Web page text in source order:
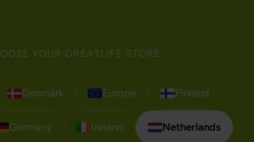
YOUR GREATLIFE STORE
Denmark Europe Finland
Germany Ireland Netherlands